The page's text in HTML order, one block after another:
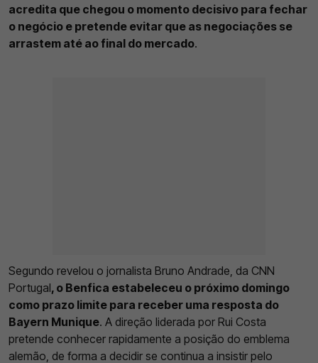
acredita que chegou o momento decisivo para fechar
o negócio e pretende evitar que as negociações se
arrastem até ao final do mercado.
Segundo revelou o jornalista Bruno Andrade, da CNN
Portugal, o Benfica estabeleceu o próximo domingo
como prazo limite para receber uma resposta do
Bayern Munique. A direção liderada por Rui Costa
pretende conhecer rapidamente a posição do emblema
alemão, de forma a decidir se continua a insistir pelo